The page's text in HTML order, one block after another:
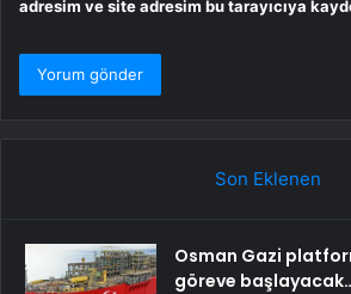
adresim ve site adresim bu tarayıcıya
Son Eklenen
Osman Gazi
göreve